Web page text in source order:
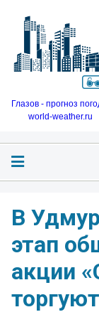
Глазов - прогноз
world-weather.ru
В
этап
акции